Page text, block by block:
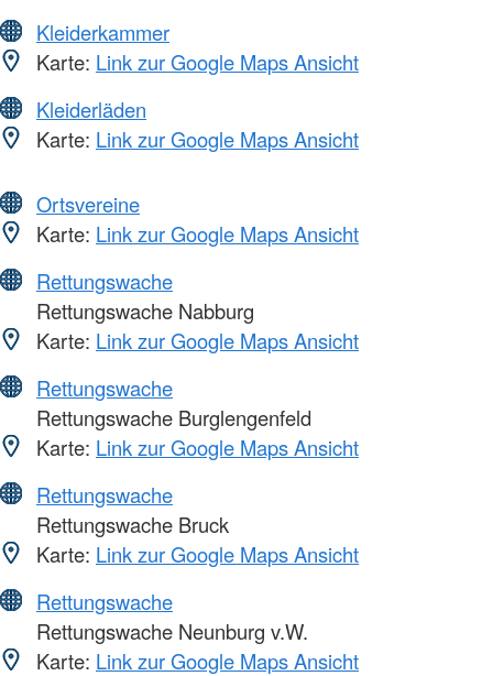
Kleiderkammer
Karte: Link zur Google Maps Ansicht
Kleiderläden
Karte: Link zur Google Maps Ansicht
Ortsvereine
Karte: Link zur Google Maps Ansicht
Rettungswache
Rettungswache Nabburg
Karte: Link zur Google Maps Ansicht
Rettungswache
Rettungswache Burglengenfeld
Karte: Link zur Google Maps Ansicht
Rettungswache
Rettungswache Bruck
Karte: Link zur Google Maps Ansicht
Rettungswache
Rettungswache Neunburg v.W.
Karte: Link zur Google Maps Ansicht